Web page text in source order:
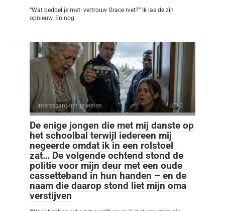
“Wat bedoel je met: vertrouw Grace niet?” Ik las de zin
opnieuw. En nog
Interessant om te weten 0
De enige jongen die met mij danste op
het schoolbal terwijl iedereen mij
negeerde omdat ik in een rolstoel
zat… De volgende ochtend stond de
politie voor mijn deur met een oude
cassetteband in hun handen – en de
naam die daarop stond liet mijn oma
verstijven